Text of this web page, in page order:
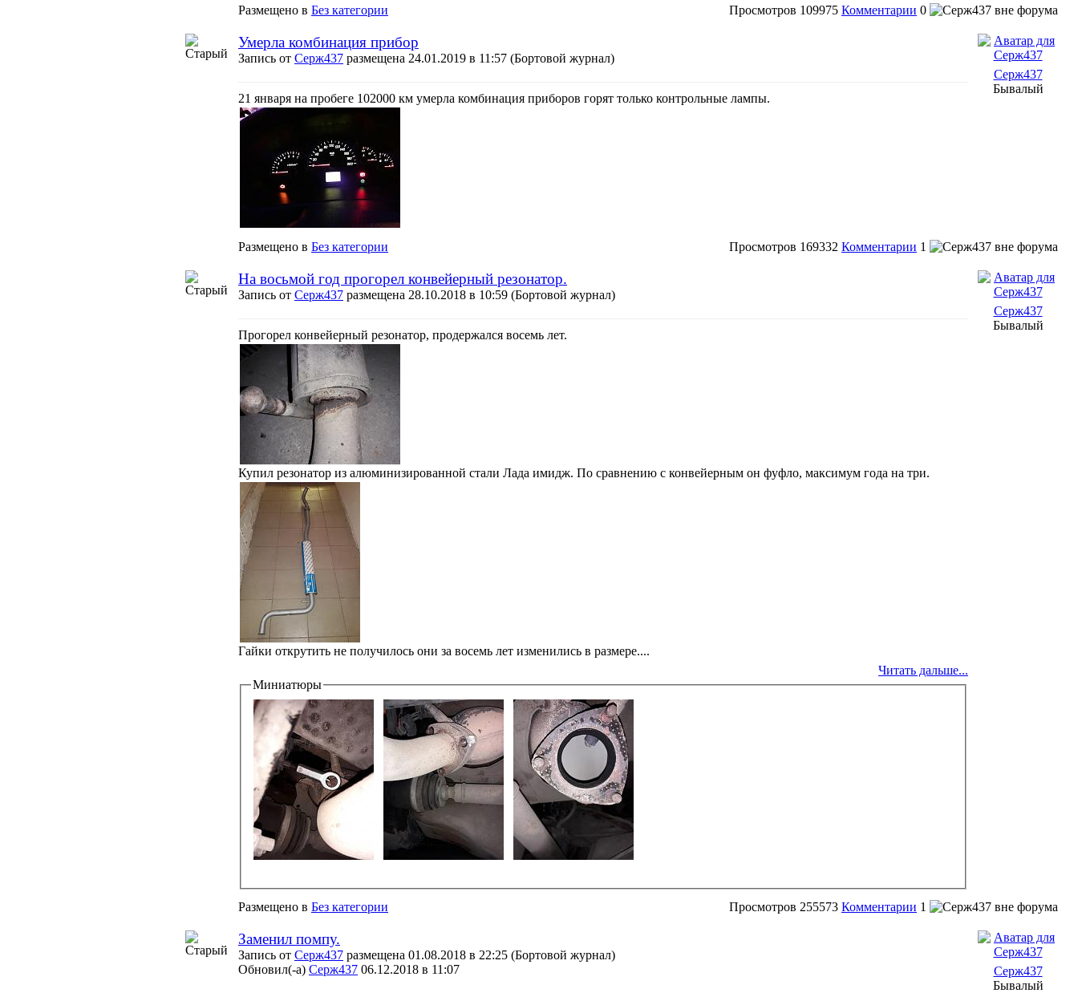
Размещено в Без категории Просмотров 109975 Комментарии 0
Умерла комбинация прибор
Запись от Серж437 размещена 24.01.2019 в 11:57 (Бортовой журнал)
21 января на пробеге 102000 км умерла комбинация приборов горят только контрольные лампы.
Серж437
Бывалый
Размещено в Без категории Просмотров 169332 Комментарии 1
На восьмой год прогорел конвейерный резонатор.
Запись от Серж437 размещена 28.10.2018 в 10:59 (Бортовой журнал)
Прогорел конвейерный резонатор, продержался восемь лет.
Купил резонатор из алюминизированной стали Лада имидж. По сравнению с конвейерным он фуфло, максимум года на три.
Гайки открутить не получилось они за восемь лет изменились в размере....
Читать дальше...
Миниатюры
Серж437
Бывалый
Размещено в Без категории Просмотров 255573 Комментарии 1
Заменил помпу.
Запись от Серж437 размещена 01.08.2018 в 22:25 (Бортовой журнал)
Обновил(-а) Серж437 06.12.2018 в 11:07
Серж437
Бывалый